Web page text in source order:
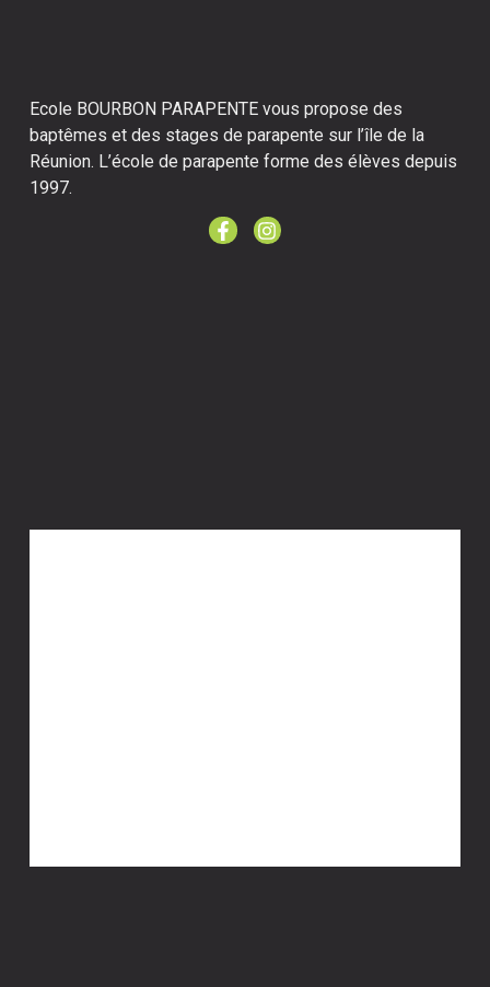
Ecole BOURBON PARAPENTE vous propose des
baptêmes et des stages de parapente sur l’île de la
Réunion. L’école de parapente forme des élèves depuis
1997.